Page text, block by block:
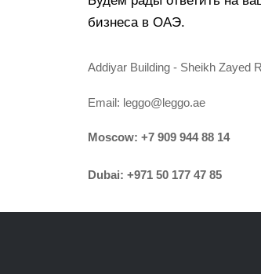
бизнеса в ОАЭ.
Addiyar Building - Sheikh Zayed
Email: leggo@leggo.ae
Moscow: +7 909 944 88 14
Dubai: +971 50 177 47 85